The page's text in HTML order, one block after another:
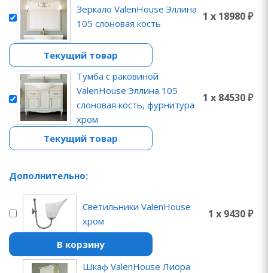
Зеркало ValenHouse Эллина
105 слоновая кость
1 x 18980 ₽
Текущий товар
Тумба с раковиной
ValenHouse Эллина 105
слоновая кость, фурнитура
хром
1 x 84530 ₽
Текущий товар
Дополнительно:
Светильники ValenHouse
хром
1 x 9430 ₽
В корзину
Шкаф ValenHouse Лиора